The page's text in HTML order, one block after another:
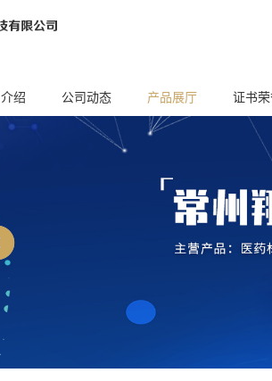
绍 公司动态 产品展厅 证书